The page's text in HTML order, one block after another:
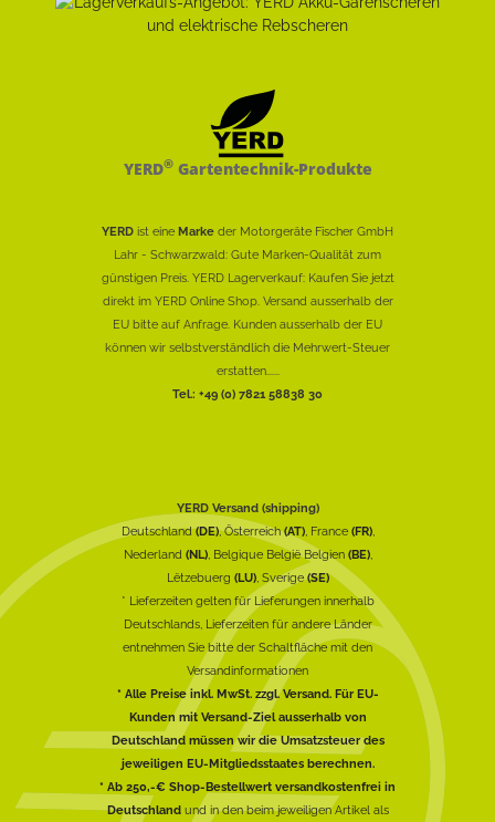
YERD®Gartentechnik-Produkte
YERD ist eine Marke der Motorgeräte Fischer GmbH
Lahr - Schwarzwald: Gute Marken-Qualität zum
günstigen Preis. YERD Lagerverkauf: Kaufen Sie jetzt
direkt im YERD Online Shop. Versand ausserhalb der
EU bitte auf Anfrage. Kunden ausserhalb der EU
können wir selbstverständlich die Mehrwert-Steuer
erstatten......
Tel.: +49 (0) 7821 58838 30
YERD Versand (shipping)
Deutschland(DE), Österreich(AT), France (FR),
Nederland (NL), Belgique België Belgien (BE),
Lëtzebuerg (LU), Sverige(SE)
* Lieferzeiten gelten für Lieferungen innerhalb
Deutschlands, Lieferzeiten für andere Länder
entnehmen Sie bitte der Schaltfläche mit den
Versandinformationen
* Alle Preise inkl. MwSt. zzgl. Versand. Für EU-
Kunden mit Versand-Ziel ausserhalb von
Deutschland müssen wir die Umsatzsteuer des
jeweiligen EU-Mitgliedsstaates berechnen.
* Ab 250,-€ Shop-Bestellwert versandkostenfrei in
Deutschlandund in den beim jeweiligen Artikel als